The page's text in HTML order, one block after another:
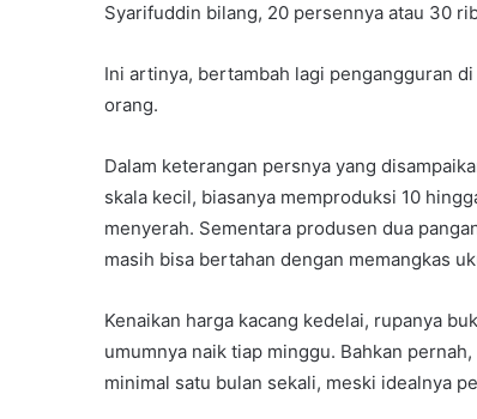
Syarifuddin bilang, 20 persennya atau 30
Ini artinya, bertambah lagi pengangguran
orang.
Dalam keterangan persnya yang
skala kecil, biasanya memproduksi 10
menyerah. Sementara produsen dua
masih bisa bertahan dengan memangkas
Kenaikan harga kacang kedelai, rupanya
umumnya naik tiap minggu. Bahkan
minimal satu bulan sekali, meski idealnya